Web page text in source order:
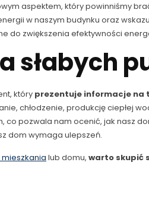
aspektem, który powinniśmy
w naszym budynku oraz
do zwiększenia efektywności
słabych
który prezentuje informacje
chłodzenie, produkcję ciepłej
pozwala nam ocenić, jak nasz
dom wymaga ulepszeń.
lub domu, warto skupić